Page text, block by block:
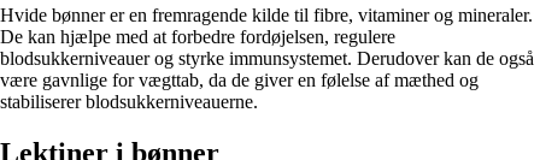
Hvide bønner er en fremragende kilde til fibre, vitaminer og mineraler.
De kan hjælpe med at forbedre fordøjelsen, regulere
blodsukkerniveauer og styrke immunsystemet. Derudover kan de også
være gavnlige for vægttab, da de giver en følelse af mæthed og
stabiliserer blodsukkerniveauerne.
Lektiner i bønner